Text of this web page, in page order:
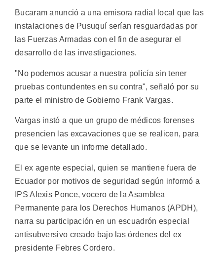
Bucaram anunció a una emisora radial local que las
instalaciones de Pusuquí serían resguardadas por
las Fuerzas Armadas con el fin de asegurar el
desarrollo de las investigaciones.
"No podemos acusar a nuestra policía sin tener
pruebas contundentes en su contra", señaló por su
parte el ministro de Gobierno Frank Vargas.
Vargas instó a que un grupo de médicos forenses
presencien las excavaciones que se realicen, para
que se levante un informe detallado.
El ex agente especial, quien se mantiene fuera de
Ecuador por motivos de seguridad según informó a
IPS Alexis Ponce, vocero de la Asamblea
Permanente para los Derechos Humanos (APDH),
narra su participación en un escuadrón especial
antisubversivo creado bajo las órdenes del ex
presidente Febres Cordero.